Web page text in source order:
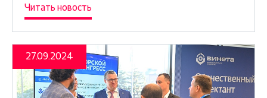
Читать новость
27.09.2024